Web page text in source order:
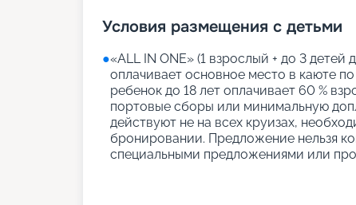
Условия размещения с детьми
●«АLL IN ONE» (1 взрослый + до 3 детей
оплачивает основное место в каюте
ребенок до 18 лет оплачивает 60 %
портовые сборы или минимальную
действуют не на всех круизах,
бронировании. Предложение нельзя
специальными предложениями или